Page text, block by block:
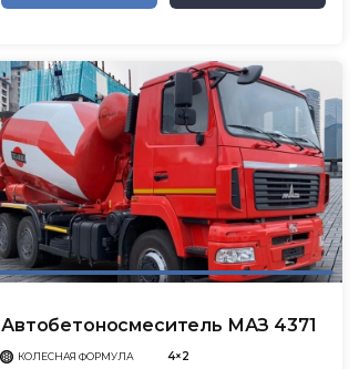
Автобетоносмеситель МАЗ 4371
КОЛЕСНАЯ ФОРМУЛА 4×2